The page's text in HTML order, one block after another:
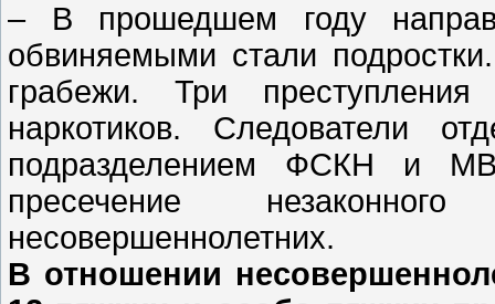
– В прошедшем году
обвиняемыми стали
грабежи. Три
наркотиков. Следователи
подразделением ФСКН и
пресечение
несовершеннолетних.
В отношении